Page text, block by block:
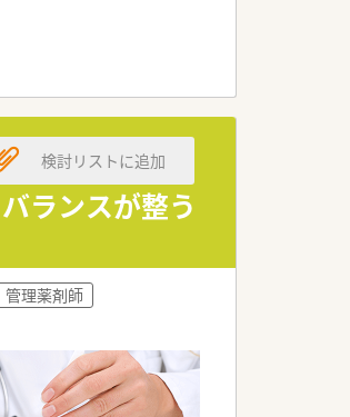
す。
。
す。
。
です。
ています。
すすめです。
ランスが整う
検討リストに追加
管理薬剤師